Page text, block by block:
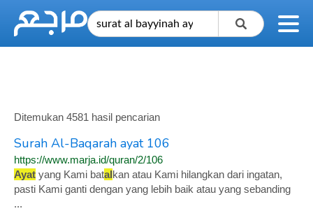
Ditemukan 4581 hasil pencarian
Surah Al-Baqarah ayat 106
https://www.marja.id/quran/2/106
Ayat yang Kami batalkan atau Kami hilangkan dari ingatan,
pasti Kami ganti dengan yang lebih baik atau yang sebanding
...